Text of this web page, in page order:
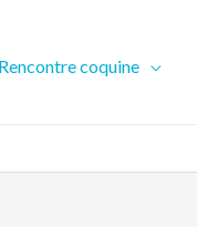
Rencontre coquine